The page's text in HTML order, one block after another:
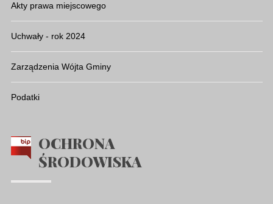
Akty prawa miejscowego
Uchwały - rok 2024
Zarządzenia Wójta Gminy
Podatki
OCHRONA
ŚRODOWISKA